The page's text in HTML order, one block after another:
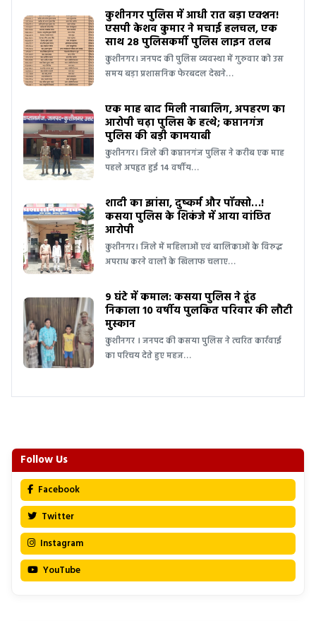
कुशीनगर पुलिस में आधी रात बड़ा एक्शन!
एसपी केशव कुमार ने मचाई हलचल, एक
साथ 28 पुलिसकर्मी पुलिस लाइन तलब
कुशीनगर। जनपद की पुलिस व्यवस्था में गुरुवार को उस
समय बड़ा प्रशासनिक फेरबदल देखने…
एक माह बाद मिली नाबालिग, अपहरण का
आरोपी चढ़ा पुलिस के हत्थे; कप्तानगंज
पुलिस की बड़ी कामयाबी
कुशीनगर। जिले की कप्तानगंज पुलिस ने करीब एक माह
पहले अपहृत हुई 14 वर्षीय…
शादी का झांसा, दुष्कर्म और पॉक्सो…!
कसया पुलिस के शिकंजे में आया वांछित
आरोपी
कुशीनगर। जिले में महिलाओं एवं बालिकाओं के विरुद्ध
अपराध करने वालों के खिलाफ चलाए…
9 घंटे में कमाल: कसया पुलिस ने ढूंढ
निकाला 10 वर्षीय पुलकित परिवार की लौटी
मुस्कान
कुशीनगर । जनपद की कसया पुलिस ने त्वरित कार्रवाई
का परिचय देते हुए महज…
Follow Us
Facebook
Twitter
Instagram
YouTube